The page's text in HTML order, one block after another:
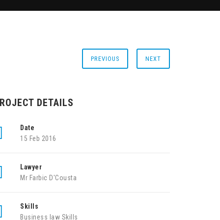
PREVIOUS NEXT
DETAILS
Date
15 Feb 2016
Lawyer
Mr Farbic D'Cousta
Skills
Business law Skills